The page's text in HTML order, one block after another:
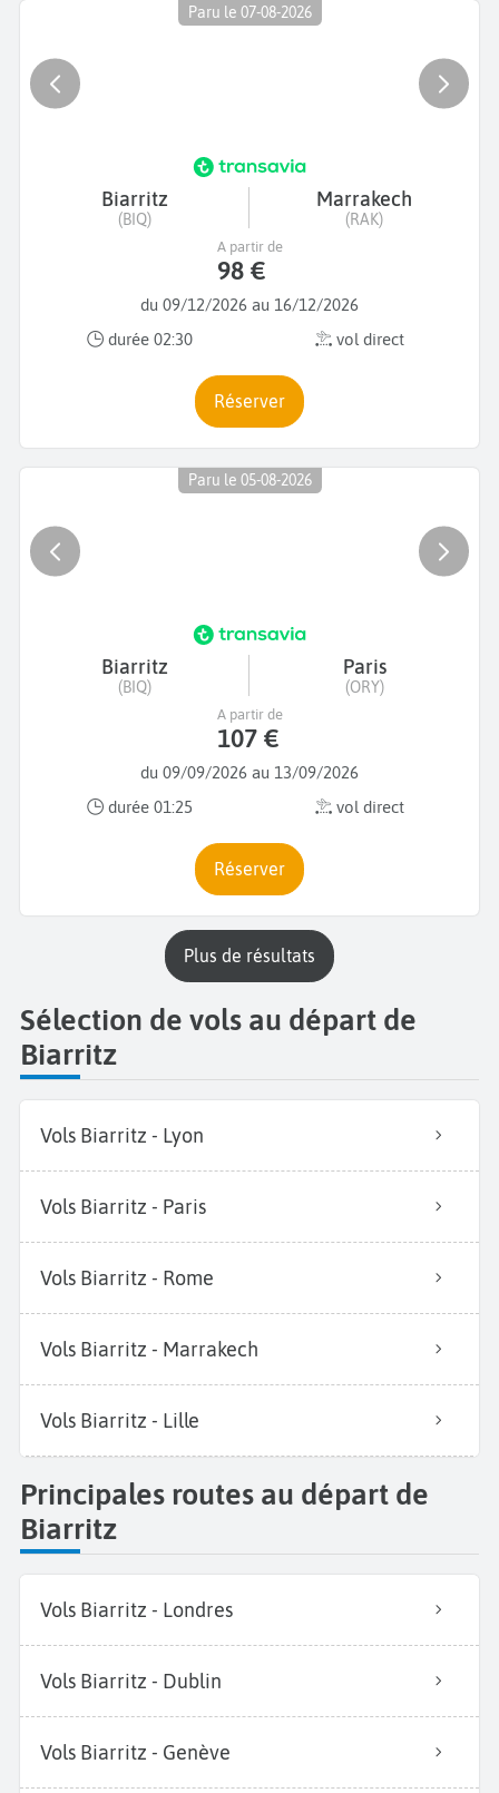
Paru le 07-08-2026
Biarritz
(BIQ)
Marrakech
(RAK)
du 09/12/2026 au 16/12/2026
durée 02:30
vol direct
A partir de
98 €
Réserver
Paru le 05-08-2026
Biarritz
(BIQ)
Paris
(ORY)
du 09/09/2026 au 13/09/2026
durée 01:25
vol direct
A partir de
107 €
Réserver
plus de résultats
Sélection de vols au départ de
Biarritz
Vols Biarritz - Lyon
Vols Biarritz - Paris
Vols Biarritz - Rome
Vols Biarritz - Marrakech
Vols Biarritz - Lille
Principales routes au départ de
Biarritz
Vols Biarritz - Londres
Vols Biarritz - Dublin
Vols Biarritz - Genève